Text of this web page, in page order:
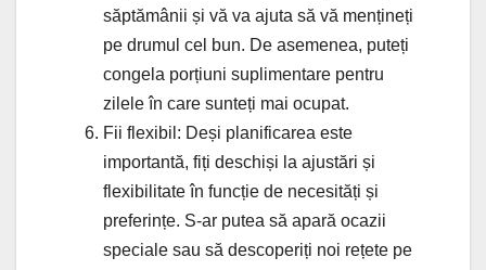
săptămânii și vă va ajuta să vă mențineți
pe drumul cel bun. De asemenea, puteți
congela porțiuni suplimentare pentru
zilele în care sunteți mai ocupat.
Fii flexibil: Deși planificarea este
importantă, fiți deschiși la ajustări și
flexibilitate în funcție de necesități și
preferințe. S-ar putea să apară ocazii
speciale sau să descoperiți noi rețete pe